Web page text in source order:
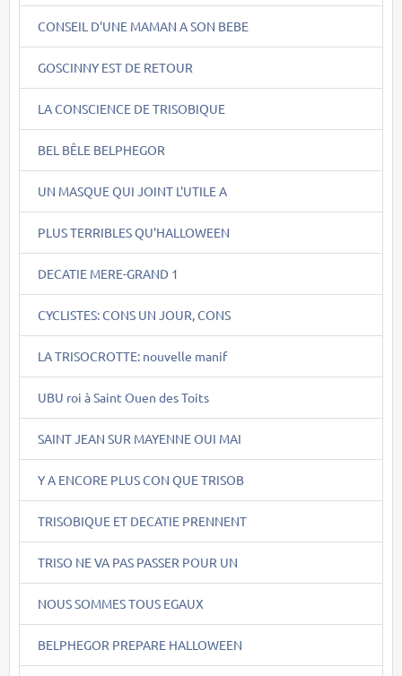
CONSEIL D'UNE MAMAN A SON BEBE
GOSCINNY EST DE RETOUR
LA CONSCIENCE DE TRISOBIQUE
BEL BÊLE BELPHEGOR
UN MASQUE QUI JOINT L'UTILE A
PLUS TERRIBLES QU'HALLOWEEN
DECATIE MERE-GRAND 1
CYCLISTES: CONS UN JOUR, CONS
LA TRISOCROTTE: nouvelle manif
UBU roi à Saint Ouen des Toits
SAINT JEAN SUR MAYENNE OUI MAI
Y A ENCORE PLUS CON QUE TRISOB
TRISOBIQUE ET DECATIE PRENNENT
TRISO NE VA PAS PASSER POUR UN
NOUS SOMMES TOUS EGAUX
BELPHEGOR PREPARE HALLOWEEN